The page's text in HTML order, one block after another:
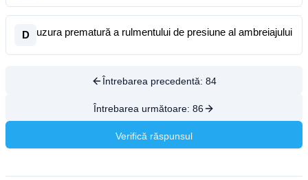
D uzura prematură a rulmentului de presiune al ambreiajului
Întrebarea precedentă: 84
Întrebarea următoare: 86
Verifică răspunsul